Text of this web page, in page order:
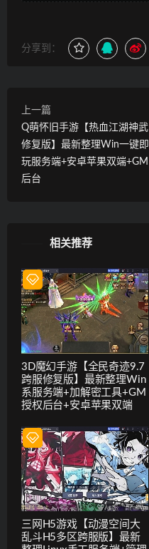
分享到：
上一篇
Q萌怀旧手游【热血江湖神武
修复版】最新整理Win一键即
玩服务端+安卓苹果双端+GM
后台
相关推荐
3D魔幻手游【全民奇迹9.7
跨服修复版】最新整理Win
系服务端+加解密工具+GM
授权后台+安卓苹果双端
三网H5游戏【动漫空间大
乱斗H5多区跨服版】最新